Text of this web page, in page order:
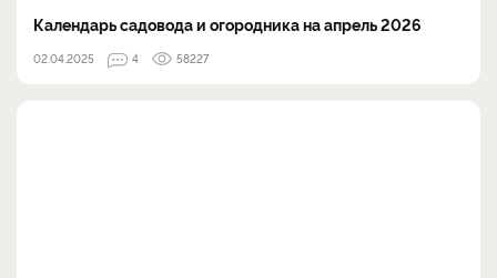
Календарь садовода и огородника на апрель 2026
02.04.2025 4 58227